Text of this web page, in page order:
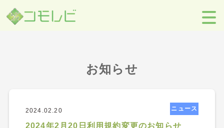
【コモレビ】SES事業者のための営業支援ツール
2024
年>2月
お知らせ
2024.02.20
2024年2月20日利用規約変更のお知らせ
ニュース